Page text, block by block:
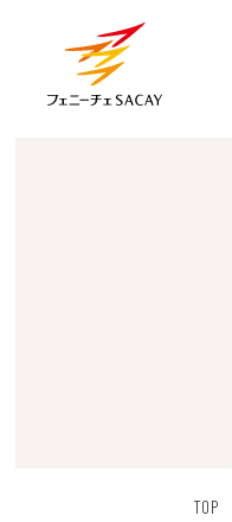
TOP